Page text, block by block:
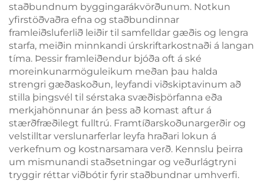
staðbundnum byggingarákvörðunum. Notkun
yfirstöðvaðra efna og staðbundinnar
framleiðsluferlið leiðir til samfelldar gæðis og lengra
starfa, meiðin minnkandi úrskriftarkostnaði á langan
tíma. Þessir framleiðendur bjóða oft á ské
moreinkunarmöguleikum meðan þau halda
strengri gæðaskoðun, leyfandi viðskiptavinum að
stilla þingsvél til sérstaka svæðisþörfanna eða
merkjahönnunar án þess að komast aftur á
stærðfræðilegt fulltrú. Framtíðarskoðunargerðir og
velstilltar verslunarferlar leyfa hraðari lokun á
verkefnum og kostnarsamara verð. Kennslu þeirra
um mismunandi staðsetningar og veðurlágtryni
tryggir réttar viðbótir fyrir staðbundnar umhverfi.